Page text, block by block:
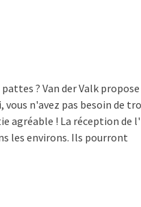
? Van der Valk propose
n'avez pas besoin de
agréable ! La réception de
les environs. Ils pourront